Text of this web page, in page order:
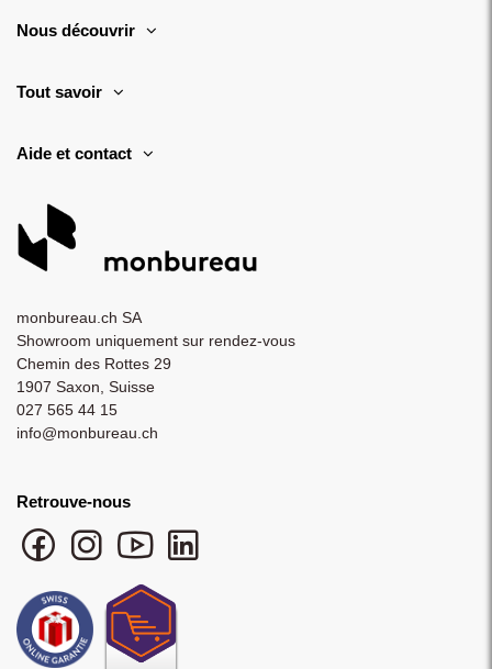
Nous découvrir
Tout savoir
Aide et contact
monbureau.ch SA
Showroom uniquement sur rendez-vous
Chemin des Rottes 29
1907 Saxon, Suisse
027 565 44 15
info@monbureau.ch
Retrouve-nous
Facebook monbureau
Instagram monbureau
YouTube monbureau